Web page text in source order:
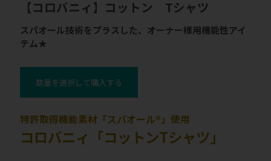
【コロバニィ】コットン Tシャツ
スパオール技術をプラスした、オーナー様用機能性アイ
テム★
数量を選択して購入する
特許取得機能素材「スパオール®」使用
コロバニィ「コットンTシャツ」